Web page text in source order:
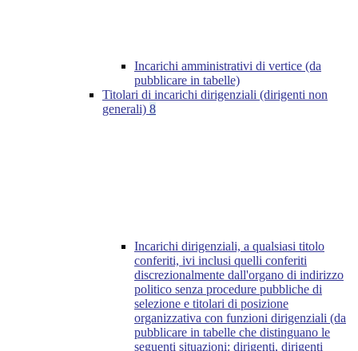
Incarichi amministrativi di vertice (da
pubblicare in tabelle)
Titolari di incarichi dirigenziali (dirigenti non
generali) 8
Incarichi dirigenziali, a qualsiasi titolo
conferiti, ivi inclusi quelli conferiti
discrezionalmente dall'organo di indirizzo
politico senza procedure pubbliche di
selezione e titolari di posizione
organizzativa con funzioni dirigenziali (da
pubblicare in tabelle che distinguano le
seguenti situazioni: dirigenti, dirigenti